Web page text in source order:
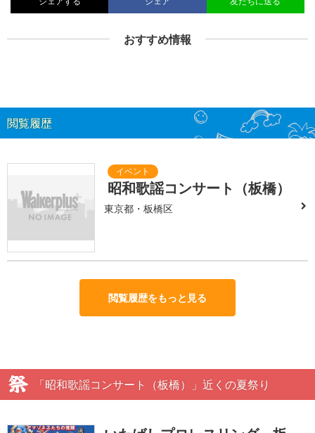
おすすめ情報
閲覧履歴
昭和歌謡コンサート（板橋）
東京都・板橋区
閲覧履歴をもっと見る
「昭和歌謡コンサート（板橋）」近くの夏祭り